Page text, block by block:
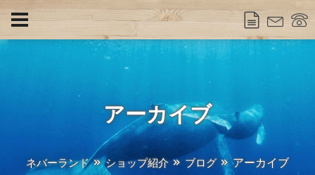
アーカイブ
ネバーランド ショップ紹介 ブログ アーカイブ